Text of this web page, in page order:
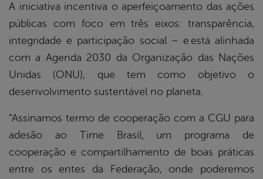
A iniciativa incentiva o aperfeiçoamento das ações
públicas com foco em três eixos: transparência,
integridade e participação social – e está alinhada
com a Agenda 2030 da Organização das Nações
Unidas (ONU), que tem como objetivo o
desenvolvimento sustentável no planeta.
“Assinamos termo de cooperação com a CGU para
adesão ao Time Brasil, um programa de
cooperação e compartilhamento de boas práticas
entre os entes da Federação, onde poderemos